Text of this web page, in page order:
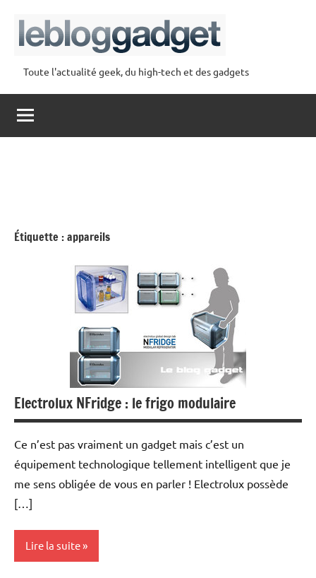
contenu
lebloggadget
Toute l'actualité geek, du high-tech et des gadgets
Étiquette :appareils
Electrolux NFridge : le frigo modulaire
Ce n’est pas vraiment un gadget mais c’est un
équipement technologique tellement intelligent que je
me sens obligée de vous en parler ! Electrolux possède
[…]
Lire la suite